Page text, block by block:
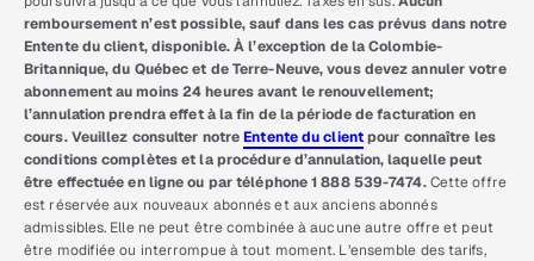
remboursement n’est possible, sauf dans les cas prévus dans notre
Entente du client, disponible. À l’exception de la Colombie-
Britannique, du Québec et de Terre-Neuve, vous devez annuler votre
abonnement au moins 24 heures avant le renouvellement;
l’annulation prendra effet à la fin de la période de facturation en
cours. Veuillez consulter notreEntente du clientpour connaître les
conditions complètes et la procédure d’annulation, laquelle peut
être effectuée en ligne ou par téléphone 1 888 539-7474.Cette offre
est réservée aux nouveaux abonnés et aux anciens abonnés
admissibles. Elle ne peut être combinée à aucune autre offre et peut
être modifiée ou interrompue à tout moment. L’ensemble des tarifs,